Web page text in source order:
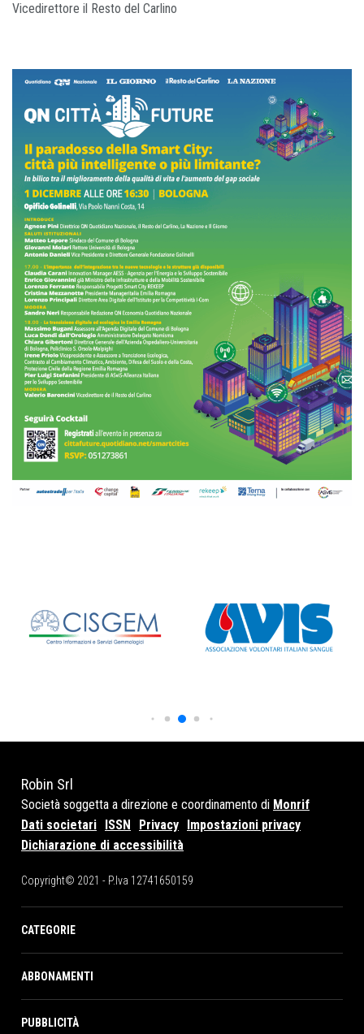
Vicedirettore il Resto del Carlino
Robin Srl
Società soggetta a direzione e coordinamento di Monrif
Dati societari ISSN Privacy Impostazioni privacy
Dichiarazione di accessibilità
Copyright© 2021 - P.Iva 12741650159
CATEGORIE
ABBONAMENTI
PUBBLICITÀ